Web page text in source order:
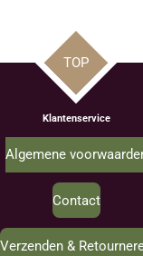
TOP
Klantenservice
Algemene
Contact
Verzenden &